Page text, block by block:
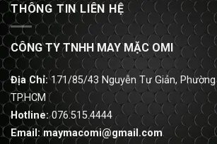
THÔNG TIN LIÊN HỆ
CÔNG TY TNHH MAY MẶC OMI
Địa Chỉ:171/85/43 Nguyễn Tư Giản, Phường
TP.HCM
Hotline: 076.515.4444
Email:maymacomi@gmail.com